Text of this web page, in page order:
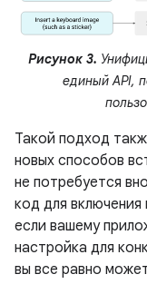
Рисунок 3.
единый API,
Такой подход
новых способов
не потребуется
код для
если вашему
настройка для
вы все равно